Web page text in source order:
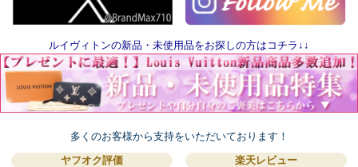
ルイヴィトンの新品・未使用品をお探しの方はコチラ↓↓
多くのお客様から支持をいただいております！
ヤフオク評価
楽天レビュー